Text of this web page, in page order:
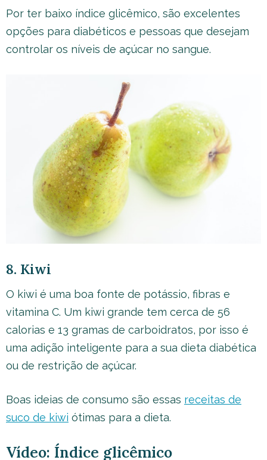
Por ter baixo índice glicêmico, são excelentes
opções para diabéticos e pessoas que desejam
controlar os níveis de açúcar no sangue.
8. Kiwi
O kiwi é uma boa fonte de potássio, fibras e
vitamina C. Um kiwi grande tem cerca de 56
calorias e 13 gramas de carboidratos, por isso é
uma adição inteligente para a sua dieta diabética
ou de restrição de açúcar.
Boas ideias de consumo são essas receitas de
suco de kiwi ótimas para a dieta.
Vídeo: Índice glicêmico